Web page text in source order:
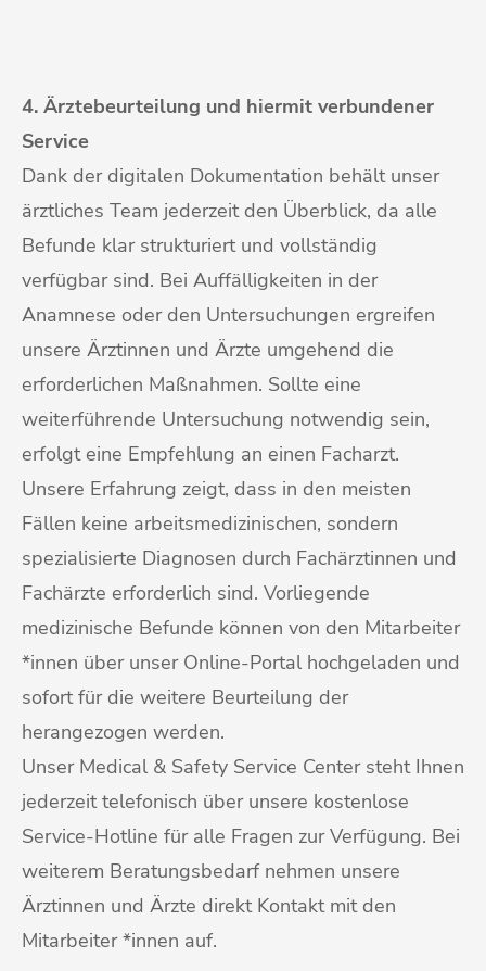
4. Ärztebeurteilung und hiermit verbundener
Service
Dank der digitalen Dokumentation behält unser
ärztliches Team jederzeit den Überblick, da alle
Befunde klar strukturiert und vollständig
verfügbar sind. Bei Auffälligkeiten in der
Anamnese oder den Untersuchungen ergreifen
unsere Ärztinnen und Ärzte umgehend die
erforderlichen Maßnahmen. Sollte eine
weiterführende Untersuchung notwendig sein,
erfolgt eine Empfehlung an einen Facharzt.
Unsere Erfahrung zeigt, dass in den meisten
Fällen keine arbeitsmedizinischen, sondern
spezialisierte Diagnosen durch Fachärztinnen und
Fachärzte erforderlich sind. Vorliegende
medizinische Befunde können von den Mitarbeiter
*innen über unser Online-Portal hochgeladen und
sofort für die weitere Beurteilung der
herangezogen werden.
Unser Medical & Safety Service Center steht Ihnen
jederzeit telefonisch über unsere kostenlose
Service-Hotline für alle Fragen zur Verfügung. Bei
weiterem Beratungsbedarf nehmen unsere
Ärztinnen und Ärzte direkt Kontakt mit den
Mitarbeiter *innen auf.